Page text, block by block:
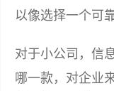
以像选择一个可
对于小公司，信
哪一款，对企业